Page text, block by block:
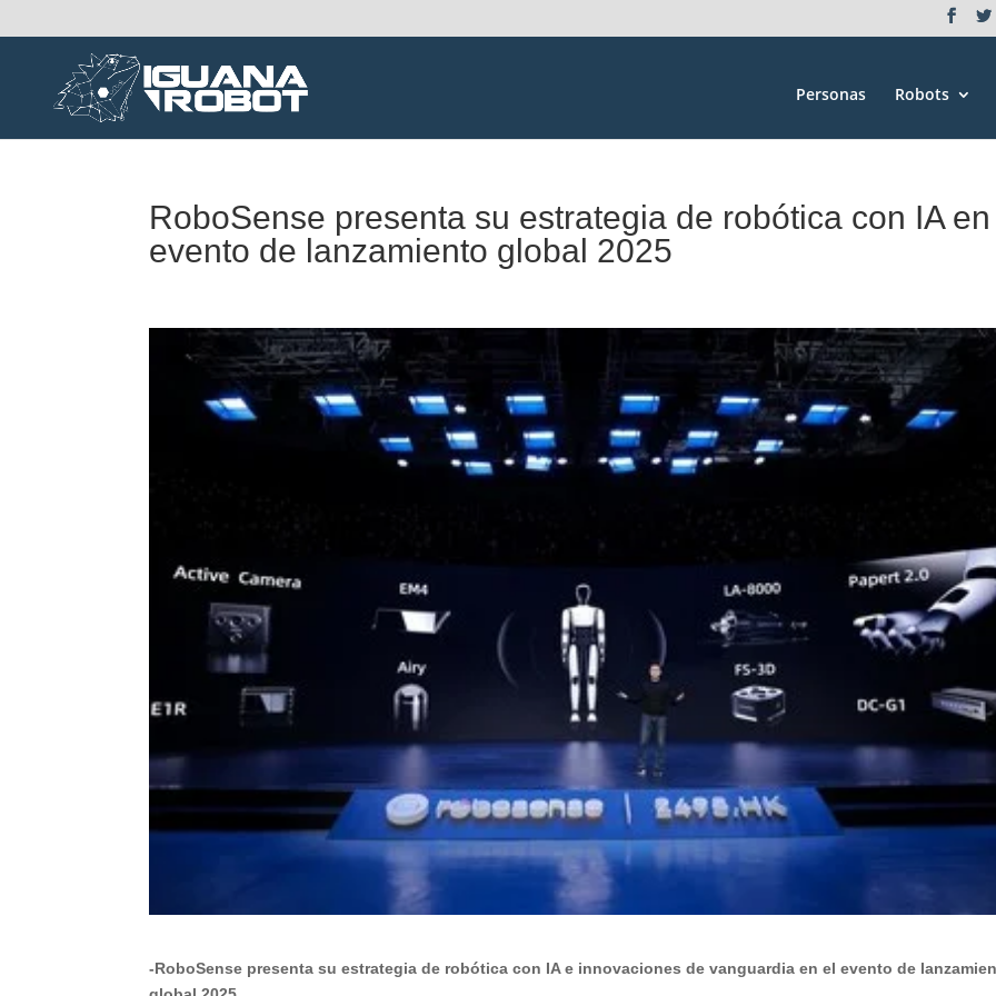
Personas Robots
RoboSense presenta su estrategia de robótica con IA
evento de lanzamiento global 2025
-RoboSense presenta su estrategia de robótica con IA e innovaciones de vanguardia en el evento de